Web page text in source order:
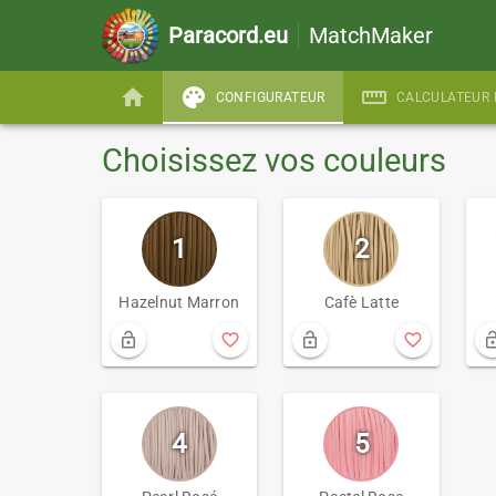
Paracord.eu MatchMaker
home palette CONFIGURATEUR straighten CALCULATEUR
Choisissez vos couleurs
1
Hazelnut Marron
lock_open favorite_border
2
Cafè Latte
lock_open favorite_border
4 5